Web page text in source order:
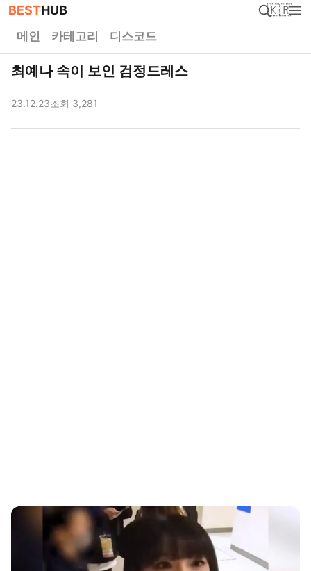
BESTHUB 🇰🇷
메인 카테고리 디스코드
최예나 속이 보인 검정드레스
23.12.23조회 3,281